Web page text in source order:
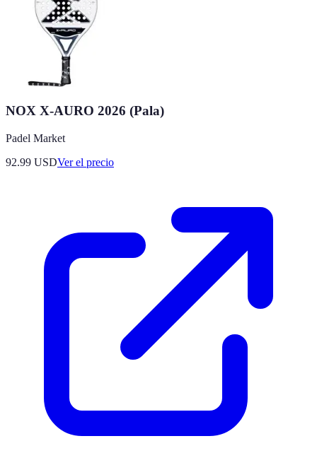
NOX X-AURO 2026 (Pala)
Padel Market
92.99 USDVer el precio